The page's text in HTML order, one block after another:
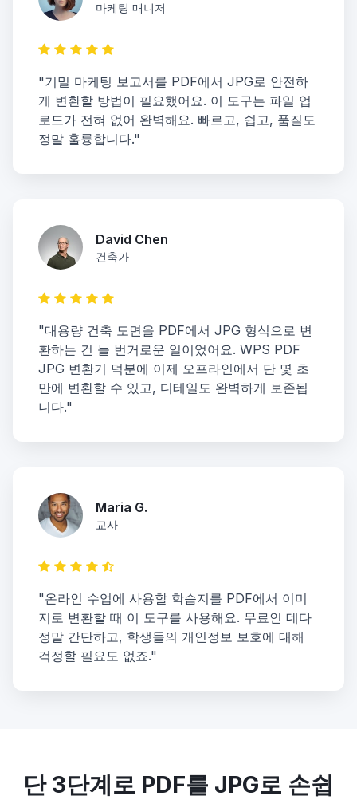
마케팅 매니저
"기밀 마케팅 보고서를 PDF에서 JPG로 안전하
게 변환할 방법이 필요했어요. 이 도구는 파일 업
로드가 전혀 없어 완벽해요. 빠르고, 쉽고, 품질도
정말 훌륭합니다."
David Chen
건축가
"대용량 건축 도면을 PDF에서 JPG 형식으로 변
환하는 건 늘 번거로운 일이었어요. WPS PDF
JPG 변환기 덕분에 이제 오프라인에서 단 몇 초
만에 변환할 수 있고, 디테일도 완벽하게 보존됩
니다."
Maria G.
교사
"온라인 수업에 사용할 학습지를 PDF에서 이미
지로 변환할 때 이 도구를 사용해요. 무료인 데다
정말 간단하고, 학생들의 개인정보 보호에 대해
걱정할 필요도 없죠."
단 3단계로 PDF를 JPG로 손쉽